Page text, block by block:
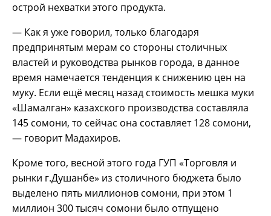
острой нехватки этого продукта.
— Как я уже говорил, только благодаря
предпринятым мерам со стороны столичных
властей и руководства рынков города, в данное
время намечается тенденция к снижению цен на
муку. Если ещё месяц назад стоимость мешка муки
«Шамалган» казахского производства составляла
145 сомони, то сейчас она составляет 128 сомони,
— говорит Мадахиров.
Кроме того, весной этого года ГУП «Торговля и
рынки г.Душанбе» из столичного бюджета было
выделено пять миллионов сомони, при этом 1
миллион 300 тысяч сомони было отпущено